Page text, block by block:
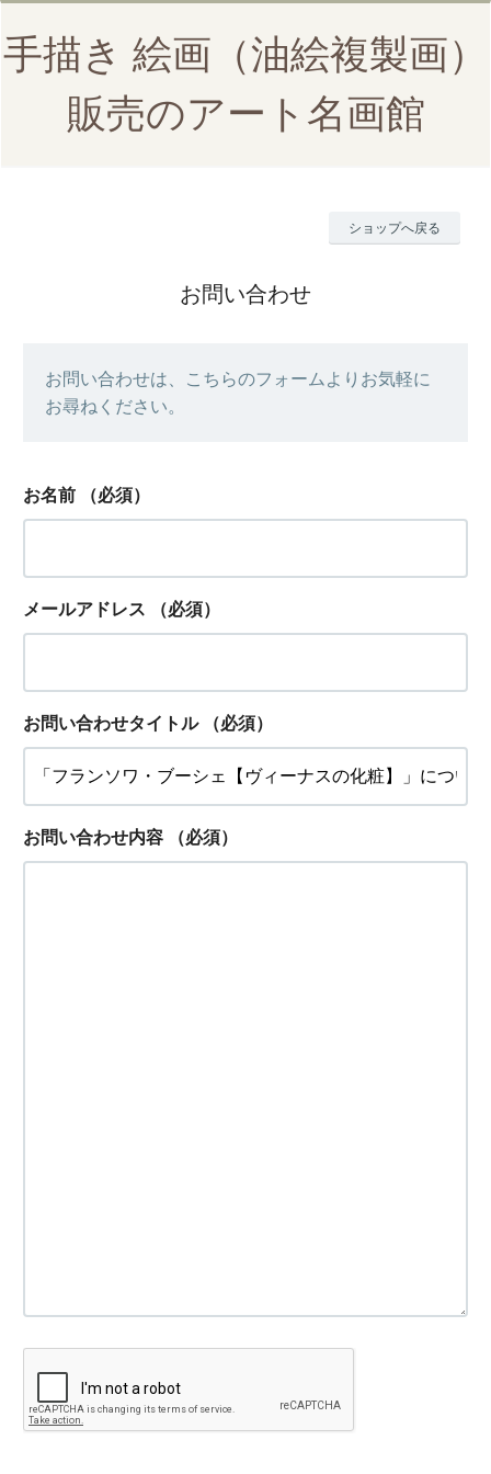
手描き 絵画（油絵複製画）
販売のアート名画館
ショップへ戻る
お問い合わせ
お問い合わせは、こちらのフォームよりお気軽に
お尋ねください。
お名前 （必須）
メールアドレス （必須）
お問い合わせタイトル （必須）
お問い合わせ内容 （必須）